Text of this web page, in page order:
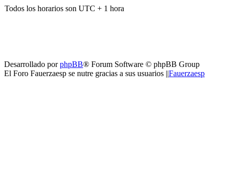
Todos los horarios son UTC + 1 hora
Desarrollado porphpBB® Forum Software © phpBB Group
El Foro Fauerzaesp se nutre gracias a sus usuarios ||Fauerzaesp